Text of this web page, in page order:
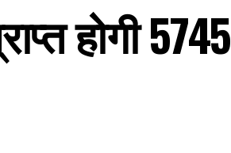
होगी 5745